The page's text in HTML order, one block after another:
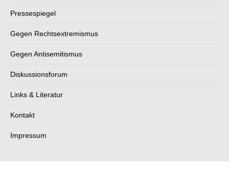
Pressespiegel
Gegen Rechtsextremismus
Gegen Antisemitismus
Diskussionsforum
Links & Literatur
Kontakt
Impressum